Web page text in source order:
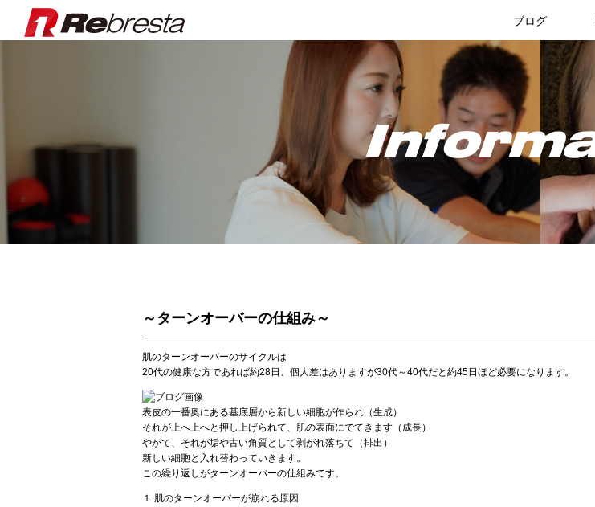
ブログ
ジムのブログ
お知らせ
～ターンオーバーの仕組み～
肌のターンオーバーのサイクルは
20代の健康な方であれば約28日、個人差はありますが30代～40代だと約45日ほど必要になります。
表皮の一番奥にある基底層から新しい細胞が作られ（生成）
それが上へ上へと押し上げられて、肌の表面にでてきます（成長）
やがて、それが垢や古い角質として剥がれ落ちて（排出）
新しい細胞と入れ替わっていきます。
この繰り返しがターンオーバーの仕組みです。
１.肌のターンオーバーが崩れる原因